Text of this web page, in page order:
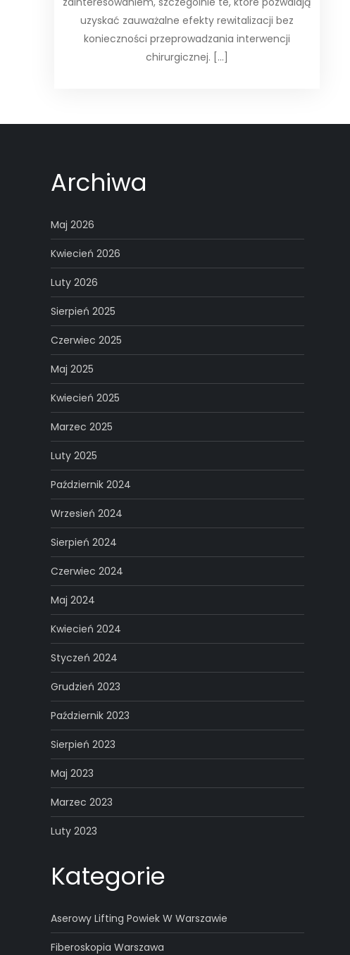
uzyskać zauważalne efekty rewitalizacji bez
konieczności przeprowadzania interwencji
chirurgicznej. […]
Archiwa
Maj 2026
Kwiecień 2026
Luty 2026
Sierpień 2025
Czerwiec 2025
Maj 2025
Kwiecień 2025
Marzec 2025
Luty 2025
Październik 2024
Wrzesień 2024
Sierpień 2024
Czerwiec 2024
Maj 2024
Kwiecień 2024
Styczeń 2024
Grudzień 2023
Październik 2023
Sierpień 2023
Maj 2023
Marzec 2023
Luty 2023
Kategorie
Aserowy Lifting Powiek W Warszawie
Fiberoskopia Warszawa